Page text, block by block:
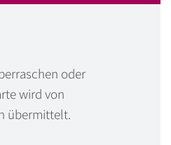
oder
wird von
übermittelt.